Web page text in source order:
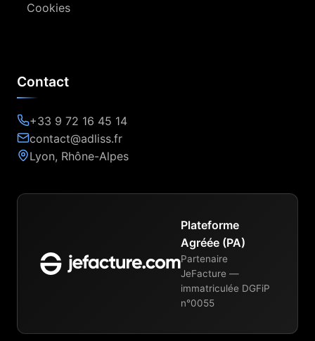
Cookies
Contact
+33 9 72 16 45 14
contact@adliss.fr
Lyon, Rhône-Alpes
Plateforme
Agréée (PA)
Partenaire
JeFacture —
immatriculée DGFiP
n°0055